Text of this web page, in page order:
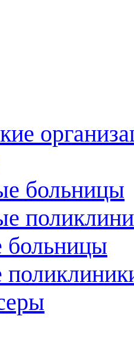
больницы
больницы